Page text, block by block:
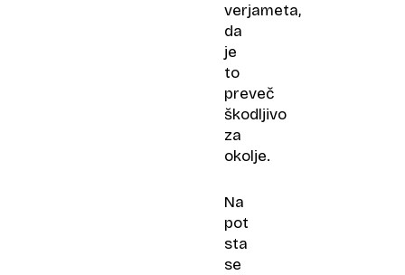
verjameta,
da
je
to
preveč
škodljivo
za
okolje.
Na
pot
sta
se